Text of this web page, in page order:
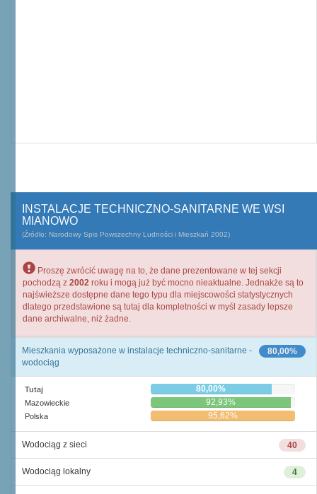
INSTALACJE TECHNICZNO-SANITARNE WE WSI
MIANOWO
(Źródło: Narodowy Spis Powszechny Ludności i Mieszkań 2002)
Proszę zwrócić uwagę na to, że dane prezentowane w tej sekcji
pochodzą z 2002 roku i mogą już być mocno nieaktualne. Jednakże są to
najświeższe dostępne dane tego typu dla miejscowości statystycznych
dlatego przedstawione są tutaj dla kompletności w myśl zasady lepsze
dane archiwalne, niż żadne.
80,00%
Mieszkania wyposażone w instalacje techniczno-sanitarne -
wodociąg
Tutaj 80,00%
Mazowieckie 92,93%
Polska 95,62%
40
Wodociąg z sieci
4
Wodociąg lokalny